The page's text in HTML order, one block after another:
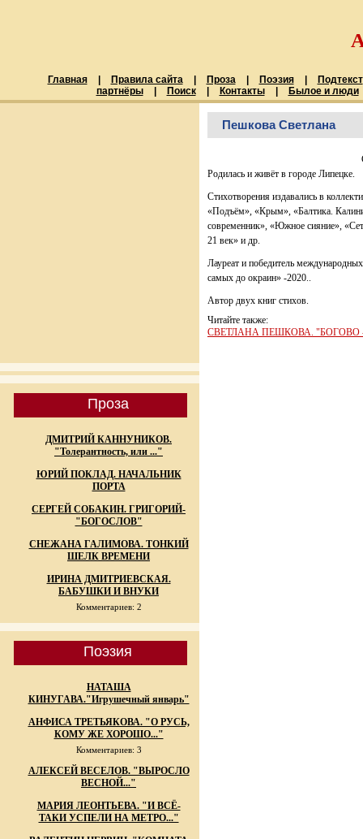
Главная Правила сайта Проза Поэзия
Подтекст
партнёры
Поиск Контакты Былое и люди
Проза
ДМИТРИЙ КАННУНИКОВ.
"Толерантность, или ..."
ЮРИЙ ПОКЛАД. НАЧАЛЬНИК
ПОРТА
СЕРГЕЙ СОБАКИН. ГРИГОРИЙ-
"БОГОСЛОВ"
СНЕЖАНА ГАЛИМОВА. ТОНКИЙ
ШЕЛК ВРЕМЕНИ
ИРИНА ДМИТРИЕВСКАЯ.
БАБУШКИ И ВНУКИ
Комментариев: 2
Поэзия
НАТАША
КИНУГАВА."Игрушечный январь"
АНФИСА ТРЕТЬЯКОВА. "О РУСЬ,
КОМУ ЖЕ ХОРОШО..."
Комментариев: 3
АЛЕКСЕЙ ВЕСЕЛОВ. "ВЫРОСЛО
ВЕСНОЙ..."
МАРИЯ ЛЕОНТЬЕВА. "И ВСЁ-
ТАКИ УСПЕЛИ НА МЕТРО..."
Пешкова Светлана
Родилась и живёт в городе Липецке.
Стихотворения издавались в
«Подъём», «Крым», «Балтика.
современник», «Южное сияние»,
21 век» и др.
Лауреат и победитель
самых до окраин» -2020..
Автор двух книг стихов.
Читайте также:
СВЕТЛАНА ПЕШКОВА. "БОГОВО